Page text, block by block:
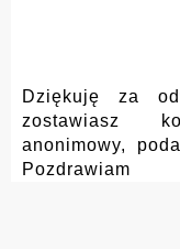
Dziękuję za
zostawiasz
anonimowy,
Pozdrawiam